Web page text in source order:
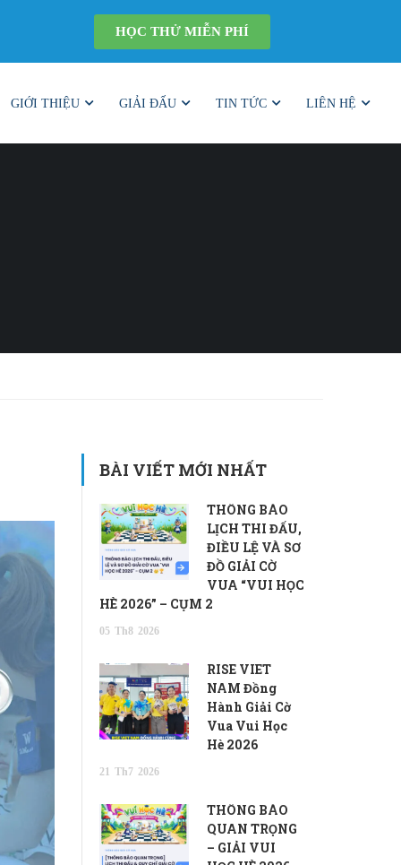
HỌC THỬ MIỄN PHÍ
GIỚI THIỆU GIẢI ĐẤU TIN TỨC LIÊN HỆ
BÀI VIẾT MỚI NHẤT
THÔNG BÁO
LỊCH THI ĐẤU,
ĐIỀU LỆ VÀ SƠ
ĐỒ GIẢI CỜ
VUA “VUI HỌC
HÈ 2026” – CỤM 2
05 Th8 2026
RISE VIET
NAM Đồng
Hành Giải Cờ
Vua Vui Học
Hè 2026
21 Th7 2026
THÔNG BÁO
QUAN TRỌNG
– GIẢI VUI